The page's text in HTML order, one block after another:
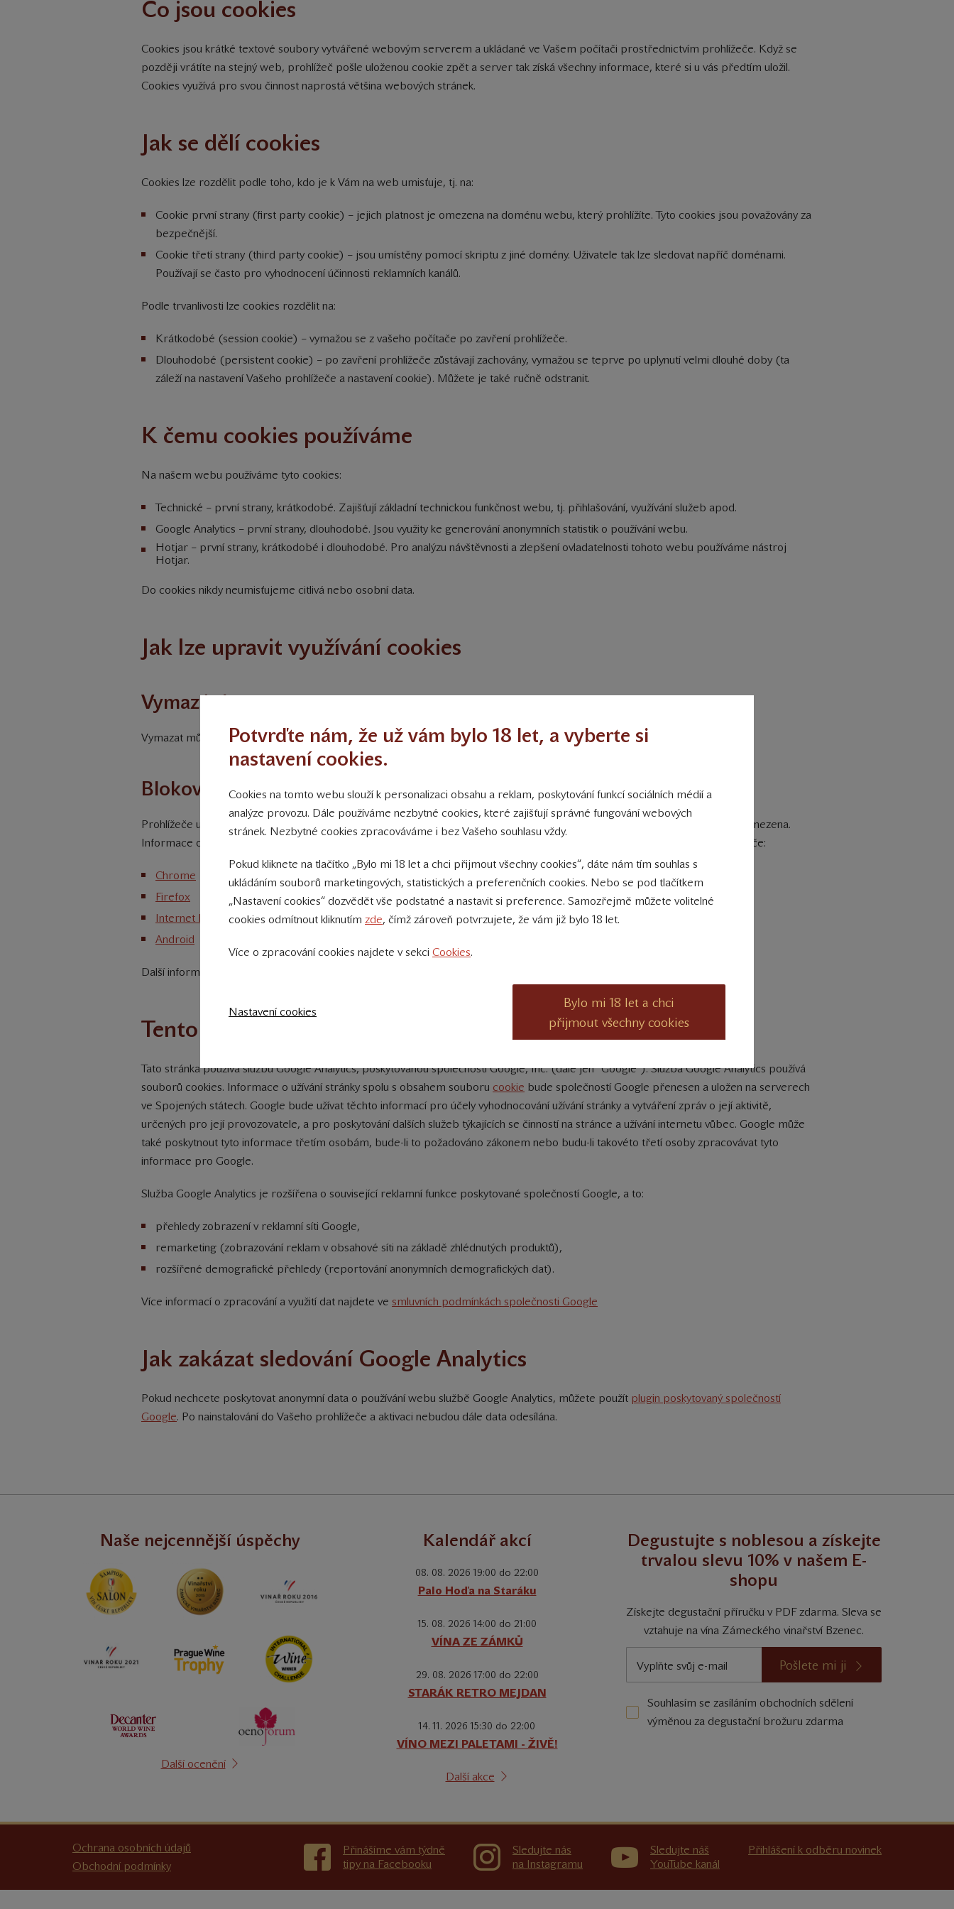
Co jsou cookies
Cookies jsou krátké textové soubory vytvářené webovým serverem a ukládané ve Vašem počítači prostřednictvím prohlížeče. Když se
později vrátíte na stejný web, prohlížeč pošle uloženou cookie zpět a server tak získá všechny informace, které si u vás předtím uložil.
Cookies využívá pro svou činnost naprostá většina webových stránek.
Jak se dělí cookies
Cookies lze rozdělit podle toho, kdo je k Vám na web umisťuje, tj. na:
Cookie první strany (first party cookie) – jejich platnost je omezena na doménu webu, který prohlížíte. Tyto cookies jsou považovány za
bezpečnější.
Cookie třetí strany (third party cookie) – jsou umístěny pomocí skriptu z jiné domény. Uživatele tak lze sledovat napříč doménami.
Používají se často pro vyhodnocení účinnosti reklamních kanálů.
Podle trvanlivosti lze cookies rozdělit na:
Krátkodobé (session cookie) – vymažou se z vašeho počítače po zavření prohlížeče.
Dlouhodobé (persistent cookie) – po zavření prohlížeče zůstávají zachovány, vymažou se teprve po uplynutí velmi dlouhé doby (ta
záleží na nastavení Vašeho prohlížeče a nastavení cookie). Můžete je také ručně odstranit.
K čemu cookies používáme
Na našem webu používáme tyto cookies:
Technické – první strany, krátkodobé. Zajišťují základní technickou funkčnost webu, tj. přihlašování, využívání služeb apod.
Google Analytics – první strany, dlouhodobé. Jsou využity ke generování anonymních statistik o používání webu.
Hotjar – první strany, krátkodobé i dlouhodobé. Pro analýzu návštěvnosti a zlepšení ovladatelnosti tohoto webu používáme nástroj
Hotjar.
Do cookies nikdy neumisťujeme citlivá nebo osobní data.
Jak lze upravit využívání cookies
Vymazání
Vymazat můžete cookies ve Vašem prohlížeči – zpravidla bývá umístěno v „Historii“ navštívených stránek.
Blokování
Prohlížeče umožňují umísťování cookies na Vás počítač zablokovat. V takovém případě bude ale funkcionalita těchto stránek omezena.
Informace o nastavení ukládání souborů cookies ve Vašem prohlížeči najdete na stránkách poskytovatele konkrétního prohlížeče:
Chrome
Firefox
Internet Explorer
Android
Další informace o cookies a jejich využití najdete na stránkách
Tento web používá Google Analytics
Tato stránka používá službu Google Analytics, poskytovanou společností Google, Inc. (dále jen "Google"). Služba Google Analytics používá
souborů cookies. Informace o užívání stránky spolu s obsahem souboru cookie bude společností Google přenesen a uložen na serverech
ve Spojených státech. Google bude užívat těchto informací pro účely vyhodnocování užívání stránky a vytváření zpráv o její aktivitě,
určených pro její provozovatele, a pro poskytování dalších služeb týkajících se činností na stránce a užívání internetu vůbec. Google může
také poskytnout tyto informace třetím osobám, bude-li to požadováno zákonem nebo budu-li takovéto třetí osoby zpracovávat tyto
informace pro Google.
Služba Google Analytics je rozšířena o související reklamní funkce poskytované společností Google, a to:
přehledy zobrazení v reklamní síti Google,
remarketing (zobrazování reklam v obsahové síti na základě zhlédnutých produktů),
rozšířené demografické přehledy (reportování anonymních demografických dat).
Více informací o zpracování a využití dat najdete ve smluvních podmínkách společnosti Google
Jak zakázat sledování Google Analytics
Pokud nechcete poskytovat anonymní data o používání webu službě Google Analytics, můžete použít plugin poskytovaný společností
Google. Po nainstalování do Vašeho prohlížeče a aktivaci nebudou dále data odesílána.
Naše nejcennější úspěchy
Další ocenění
Kalendář akcí
08. 08. 2026 19:00 do 22:00
Palo Hoďa na Staráku
15. 08. 2026 14:00 do 21:00
VÍNA ZE ZÁMKŮ
29. 08. 2026 17:00 do 22:00
STARÁK RETRO MEJDAN
14. 11. 2026 15:30 do 22:00
VÍNO MEZI PALETAMI - ŽIVĚ!
Další akce
Degustujte s noblesou a získejte
trvalou slevu 10% v našem E-
shopu
Získejte degustační příručku v PDF zdarma. Sleva se
vztahuje na vína Zámeckého vinařství Bzenec.
Pošlete mi ji
Souhlasím se zasíláním obchodních sdělení
výměnou za degustační brožuru zdarma
Ochrana osobních údajů
Obchodní podmínky
Přinášíme vám týdně
tipy na Facebooku
Sledujte nás
na Instagramu
Sledujte náš
YouTube kanál
Přihlášení k odběru novinek
Potvrďte nám, že už vám bylo 18 let, a vyberte si
nastavení cookies.
Cookies na tomto webu slouží k personalizaci obsahu a reklam, poskytování funkcí sociálních médií a
analýze provozu. Dále používáme nezbytné cookies, které zajišťují správné fungování webových
stránek. Nezbytné cookies zpracováváme i bez Vašeho souhlasu vždy.
Pokud kliknete na tlačítko „Bylo mi 18 let a chci přijmout všechny cookies“, dáte nám tím souhlas s
ukládáním souborů marketingových, statistických a preferenčních cookies. Nebo se pod tlačítkem
„Nastavení cookies“ dozvědět vše podstatné a nastavit si preference. Samozřejmě můžete volitelné
cookies odmítnout kliknutím zde, čímž zároveň potvrzujete, že vám již bylo 18 let.
Více o zpracování cookies najdete v sekci Cookies.
Nastavení cookies
Bylo mi 18 let a chci
přijmout všechny cookies